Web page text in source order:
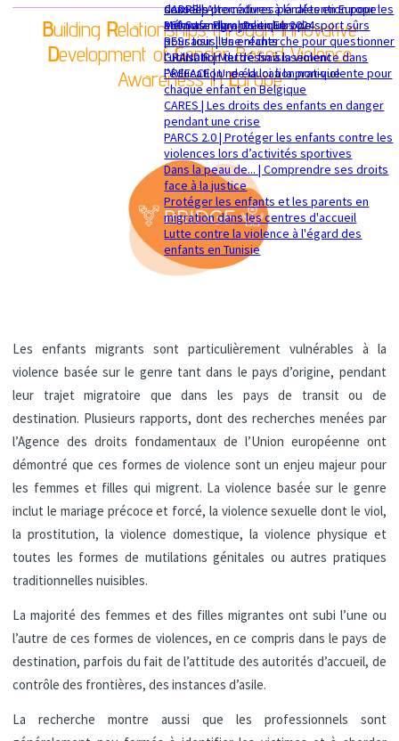
sexuelle
Mémorandum politique 2024
dans les procédures pénales en Europe
360 Safe Play | Des clubs de sport sûrs
pour tous les enfants
GRANDIR | Mettre fin à la violence dans
l’éducation : de la loi à la pratique
CADRE | Alternatives à la détention pour les
enfants migrants en Europe
RESsaisir | Une recherche pour questionner
l'utilisation du déssaisissement
PREFACE | Une éducation non-violente pour
chaque enfant en Belgique
CARES | Les droits des enfants en danger
pendant une crise
PARCS 2.0 | Protéger les enfants contre les
violences lors d’activités sportives
Dans la peau de... | Comprendre ses droits
face à la justice
Protéger les enfants et les parents en
migration dans les centres d'accueil
Lutte contre la violence à l'égard des
enfants en Tunisie
Building Relationships throughInnovative
Development ofGender Based Violence
Awareness inEurope
Les enfants migrants sont particulièrement vulnérables à la
violence basée sur le genre tant dans le pays d’origine, pendant
leur trajet migratoire que dans les pays de transit ou de
destination. Plusieurs rapports, dont des recherches menées par
l’Agence des droits fondamentaux de l’Union européenne ont
démontré que ces formes de violence sont un enjeu majeur pour
les femmes et filles qui migrent. La violence basée sur le genre
inclut le mariage précoce et forcé, la violence sexuelle dont le viol,
la prostitution, la violence domestique, la violence physique et
toutes les formes de mutilations génitales ou autres pratiques
traditionnelles nuisibles.
La majorité des femmes et des filles migrantes ont subi l’une ou
l’autre de ces formes de violences, en ce compris dans le pays de
destination, parfois du fait de l’attitude des autorités d’accueil, de
contrôle des frontières, des instances d’asile.
La recherche montre aussi que les professionnels sont